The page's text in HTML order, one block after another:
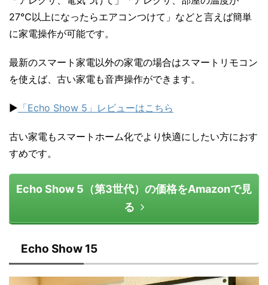
27℃以上になったらエアコンつけて」などと言えば簡単
に家電操作が可能です。
最新のスマート家電以外の家電の場合はスマートリモコン
を使えば、古い家電も音声操作ができます。
▶ 「Echo Show 5」レビューはこちら
古い家電もスマートホーム化でより快適にしたい方におす
すめです。
Echo Show 5（第3世代）の価格をAmazonで見
る
Echo Show 15